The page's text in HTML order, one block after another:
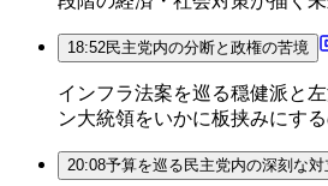
18:52民主党内の分断と政権の苦境
インフラ法案を巡る穏健派と
ン大統領をいかに板挟みにす
20:08予算を巡る民主党内の深刻な対